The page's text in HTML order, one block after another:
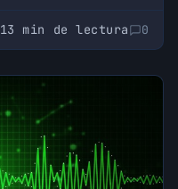
13 min de lectura 0